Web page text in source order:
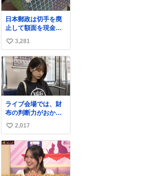
ィをオート生産す
る、工業ロボットの
製作者なんですが、
父が電動ベットの配
線をハンダで修理し
ている横で、
日本郵政は切手を廃
止して額面を現金で
払い戻せ2026 #日本
郵政
@JapanPostHD_PR
い
い
ね
数
3,281
ライブ会場では、財
布の判断力がおかし
くなる。
い
い
ね
数
2,017